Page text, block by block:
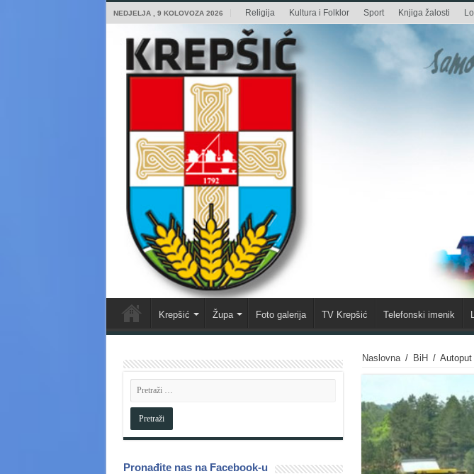
NEDJELJA , 9 KOLOVOZA 2026 Religija Kultura i Folklor Sport Knjiga žalosti
Krepšić Župa Foto galerija TV Krepšić Telefonski imenik
Naslovna / BiH /
Pronađite nas na Facebook-u